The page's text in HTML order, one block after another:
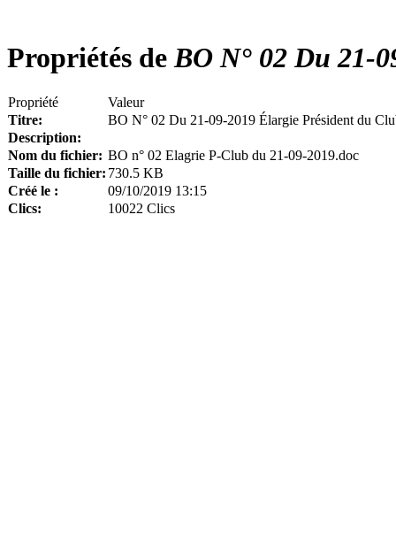
Propriétés deBO N° 02 Du 21-
Propriété
Valeur
Titre:
BO N° 02 Du 21-09-2019 Élargie Président du
Description:
Nom du fichier: BO n° 02 Elagrie P-Club du 21-09-2019.doc
Taille du fichier: 730.5 KB
Créé le :
09/10/2019 13:15
Clics:
10022 Clics